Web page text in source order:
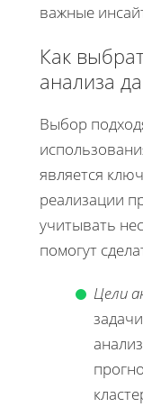
важные
Как
анализа
Выбор
является
реализации
учитывать
помогут
Цели